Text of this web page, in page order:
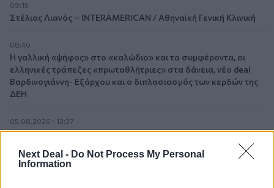
Next Deal - Do Not Process My Personal
Information
09:15
Στέλιος Λιανός – INTERAMERICAN / Αθηναϊκή Γενική Κλινική
08:40
Η γαλλική «ψήφος» στο «καλώδιο» και τα συμφέροντα, οι
ελληνικές τράπεζες «πρωταθλήτριες» στα δάνεια, νέο deal
Βαρδινογιάννη- Εξάρχου και ο διπλασιασμός των κερδών της
ΔΕΗ
05.08.2026 - 13:37
Randy Schekman, Νομπελίστας Ιατρικής: «Σε πέντε χρόνια
μπορεί να έχουμε θεραπεία που αναστέλλει την εξέλιξη του
Πάρκινσον»